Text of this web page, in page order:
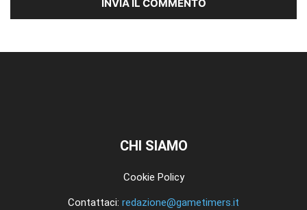
CHI SIAMO
Cookie Policy
Contattaci: redazione@gametimers.it